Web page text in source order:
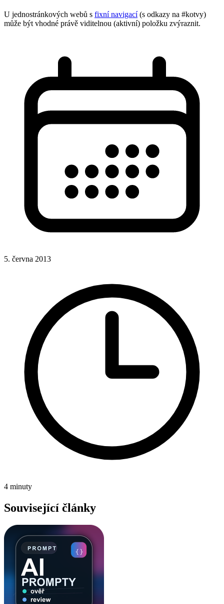
U jednostránkových webů s fixní navigací(s odkazy na #kotvy)
může být vhodné právě viditelnou (aktivní) položku zvýraznit.
5. června 2013
4 minuty
Související články